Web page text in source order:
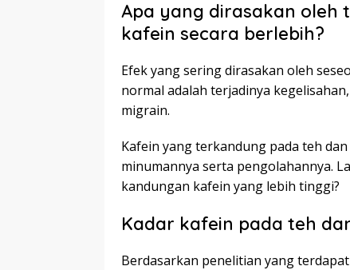
Apa yang dirasakan oleh
kafein secara berlebih?
Efek yang sering dirasakan oleh
normal adalah terjadinya
migrain.
Kafein yang terkandung pada teh
minumannya serta pengolahannya.
kandungan kafein yang lebih tinggi?
Kadar kafein pada teh
Berdasarkan penelitian yang